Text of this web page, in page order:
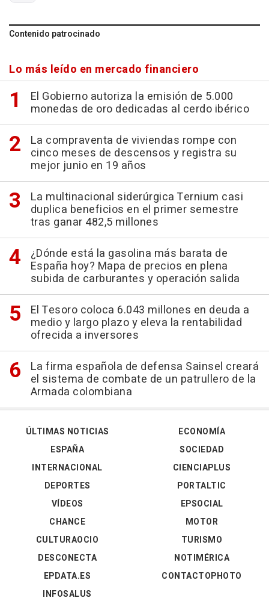
Contenido patrocinado
Lo más leído en mercado financiero
El Gobierno autoriza la emisión de 5.000
monedas de oro dedicadas al cerdo ibérico
La compraventa de viviendas rompe con
cinco meses de descensos y registra su
mejor junio en 19 años
La multinacional siderúrgica Ternium casi
duplica beneficios en el primer semestre
tras ganar 482,5 millones
¿Dónde está la gasolina más barata de
España hoy? Mapa de precios en plena
subida de carburantes y operación salida
El Tesoro coloca 6.043 millones en deuda a
medio y largo plazo y eleva la rentabilidad
ofrecida a inversores
La firma española de defensa Sainsel creará
el sistema de combate de un patrullero de la
Armada colombiana
ÚLTIMAS NOTICIAS
ESPAÑA
INTERNACIONAL
DEPORTES
VÍDEOS
ECONOMÍA
SOCIEDAD
CIENCIAPLUS
PORTALTIC
EPSOCIAL
CHANCE
CULTURAOCIO
DESCONECTA
EPDATA.ES
INFOSALUS
MOTOR
TURISMO
NOTIMÉRICA
CONTACTOPHOTO